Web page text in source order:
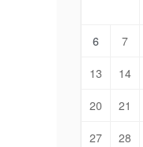
6 7
13 14
20 21
27 28